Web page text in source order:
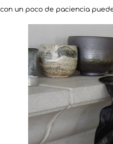
un poco de paciencia